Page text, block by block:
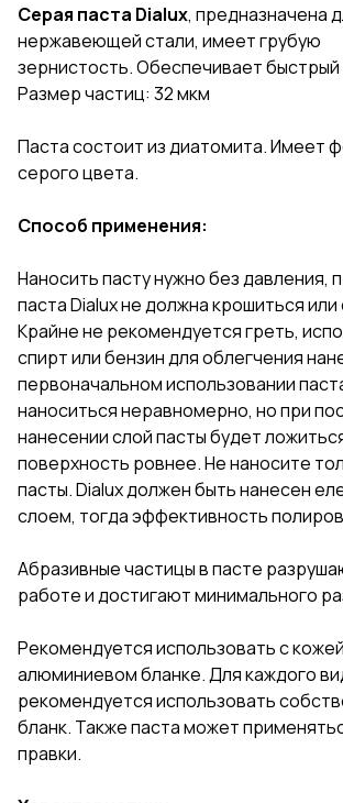
Серая паста Dialux, предназначена
нержавеющей стали, имеет грубую
зернистость. Обеспечивает
Размер частиц: 32 мкм
Паста состоит из диатомита. Имеет
серого цвета.
Способ применения:
Наносить пасту нужно без давления,
паста Dialux не должна крошиться или
Крайне не рекомендуется греть,
спирт или бензин для облегчения
первоначальном использовании
наноситься неравномерно, но при
нанесении слой пасты будет
поверхность ровнее. Не наносите
пасты. Dialux должен быть нанесен
слоем, тогда эффективность
Абразивные частицы в пасте
работе и достигают минимального
Рекомендуется использовать с
алюминиевом бланке. Для каждого
рекомендуется использовать
бланк. Также паста может
правки.